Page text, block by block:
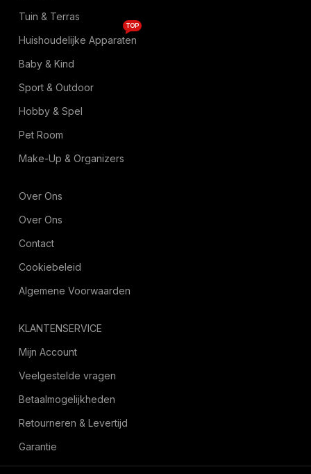
Tuin & Terras
Huishoudelijke Apparaten
TOP
Baby & Kind
Sport & Outdoor
Hobby & Spel
Pet Room
Make-Up & Organizers
Over Ons
Over Ons
Contact
Cookiebeleid
Algemene Voorwaarden
KLANTENSERVICE
Mijn Account
Veelgestelde vragen
Betaalmogelijkheden
Retourneren & Levertijd
Garantie